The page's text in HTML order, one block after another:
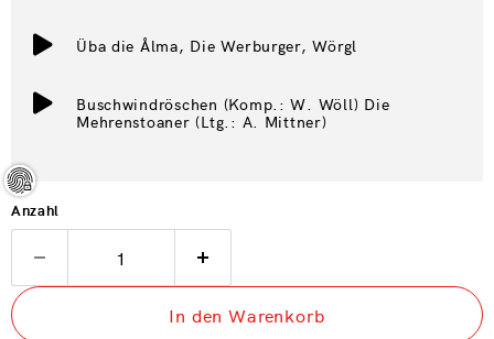
Üba die Ålma, Die Werburger, Wörgl
Buschwindröschen (Komp.: W. Wöll) Die
Mehrenstoaner (Ltg.: A. Mittner)
Anzahl
In den Warenkorb